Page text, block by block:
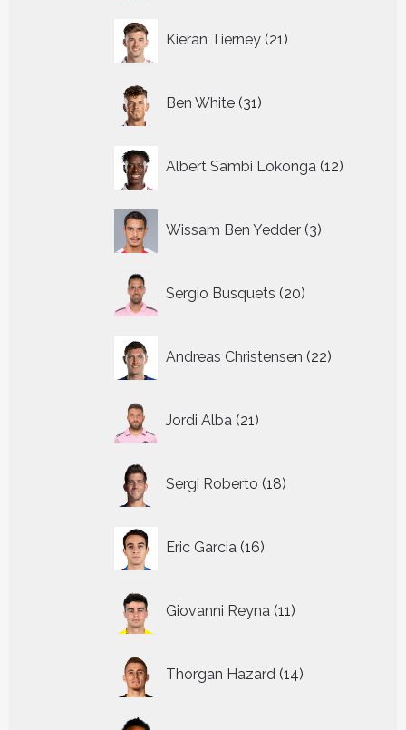
Kieran Tierney 21
producten
Ben White 31
producten
Albert Sambi Lokonga 12
Wissam Ben Yedder 3
producten
Sergio Busquets 20
producten
Andreas Christensen 22
producten
Jordi Alba 21
producten
Sergi Roberto 18
producten
Eric Garcia 16
producten
Giovanni Reyna 11
producten
Thorgan Hazard 14
producten